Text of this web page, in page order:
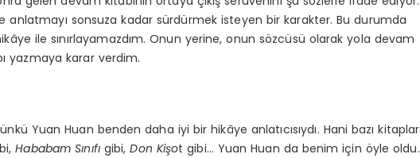
anlatmayı sonsuza kadar sürdürmek isteyen bir karakter. Bu durumda
ile sınırlayamazdım. Onun yerine, onun sözcüsü olarak yola devam
yazmaya karar verdim.
Yuan Huan benden daha iyi bir hikâye anlatıcısıydı. Hani bazı kitaplar
Hababam Sınıfıgibi,Don Kişot gibi… Yuan Huan da benim için öyle oldu.